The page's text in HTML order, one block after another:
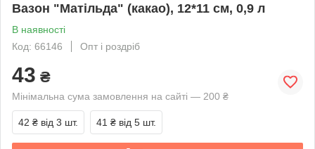
Вазон "Матільда" (какао), 12*11 см, 0,9 л
В наявності
Код: 66146
Опт і роздріб
43 ₴
Мінімальна сума замовлення на сайті — 200 ₴
42 ₴ від 3 шт. 41 ₴ від 5 шт.